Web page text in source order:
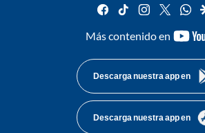
facebook
tiktok instagram
twitter
Más contenido en
Descarga nuestra app en
Descarga nuestra app en